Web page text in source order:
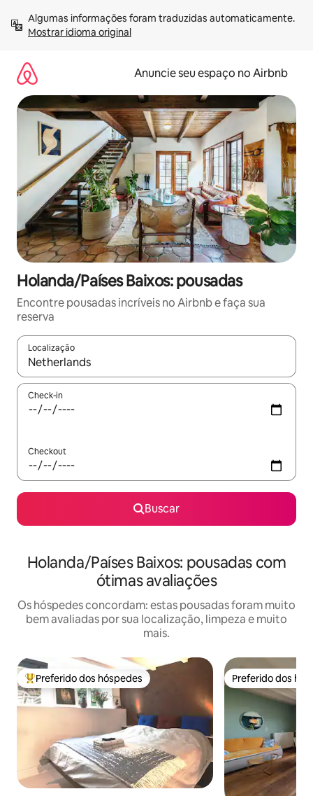
para
Mostrar idioma original
Anuncie seu espaço no Airbnb
Holanda/Países Baixos: pousadas
Encontre pousadas incríveis no Airbnb e faça sua
reserva
Localização
Quando os resultados estiverem disponíveis, explore-os
Check-in
Checkout
Buscar
Holanda/Países Baixos: pousadas com
ótimas avaliações
Os hóspedes concordam: estas pousadas foram muito
bem avaliadas por sua localização, limpeza e muito
mais.
Entre os melhores preferidos dos hóspedes
Preferido dos hóspedes Preferido dos
Preferido dos